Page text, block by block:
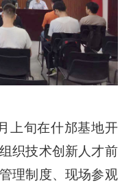
上旬在什邡基地开
织技术创新人才前
理制度、现场参观